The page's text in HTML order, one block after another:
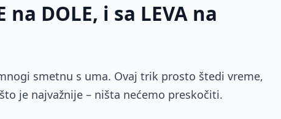
DOLE, i sa LEVA na
smetnu s uma. Ovaj trik prosto štedi vreme,
je najvažnije – ništa nećemo preskočiti.